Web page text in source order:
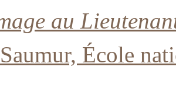
au
Saumur, École